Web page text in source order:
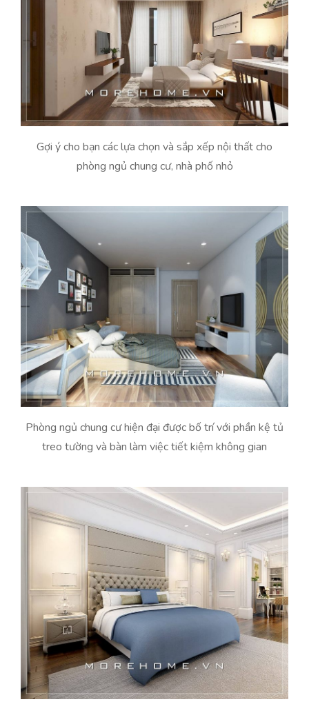
Gợi ý cho bạn các lựa chọn và sắp xếp nội thất cho
phòng ngủ chung cư, nhà phố nhỏ
Phòng ngủ chung cư hiện đại được bố trí với phần kệ tủ
treo tường và bàn làm việc tiết kiệm không gian